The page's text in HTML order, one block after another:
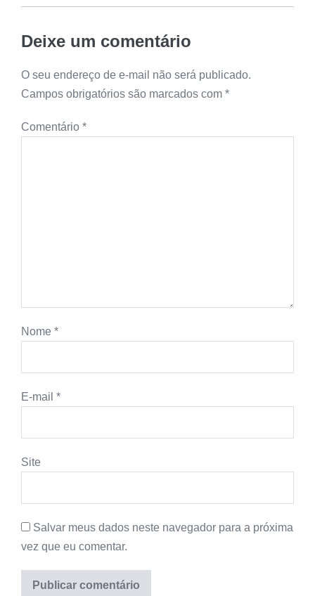
Deixe um comentário
O seu endereço de e-mail não será publicado.
Campos obrigatórios são marcados com *
Comentário *
Nome *
E-mail *
Site
Salvar meus dados neste navegador para a próxima
vez que eu comentar.